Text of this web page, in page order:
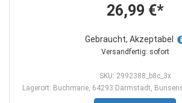
26,99 €*
Gebraucht, Akzeptabel
Versandfertig: sofort
SKU: 2992388_b8c_3x
Lagerort: Buchmarie, 64293 Darmstadt,